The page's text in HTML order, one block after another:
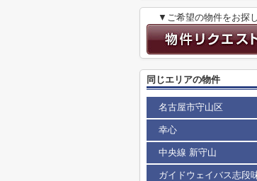
▼ご希望の物件をお探
同じエリアの物件
名古屋市守山区
幸心
中央線 新守山
ガイドウェイバス志段